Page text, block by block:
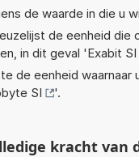
de waarde in die u
de eenheid
in dit geval 'Exabit SI
de eenheid
SI '.
kracht van